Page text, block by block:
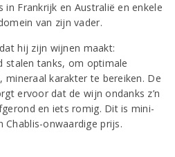
in Frankrijk en Australië en enkele
van zijn vader.
hij zijn wijnen maakt:
stalen tanks, om optimale
mineraal karakter te bereiken. De
ervoor dat de wijn ondanks z’n
en iets romig. Dit is mini-
Chablis-onwaardige prijs.